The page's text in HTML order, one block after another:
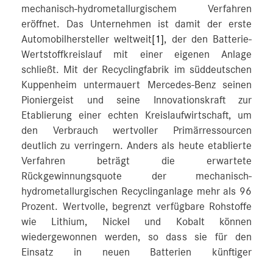
mechanisch-hydrometallurgischem Verfahren
eröffnet. Das Unternehmen ist damit der erste
Automobilhersteller weltweit[1], der den Batterie-
Wertstoffkreislauf mit einer eigenen Anlage
schließt. Mit der Recyclingfabrik im süddeutschen
Kuppenheim untermauert Mercedes-Benz seinen
Pioniergeist und seine Innovationskraft zur
Etablierung einer echten Kreislaufwirtschaft, um
den Verbrauch wertvoller Primärressourcen
deutlich zu verringern. Anders als heute etablierte
Verfahren beträgt die erwartete
Rückgewinnungsquote der mechanisch-
hydrometallurgischen Recyclinganlage mehr als 96
Prozent. Wertvolle, begrenzt verfügbare Rohstoffe
wie Lithium, Nickel und Kobalt können
wiedergewonnen werden, so dass sie für den
Einsatz in neuen Batterien künftiger